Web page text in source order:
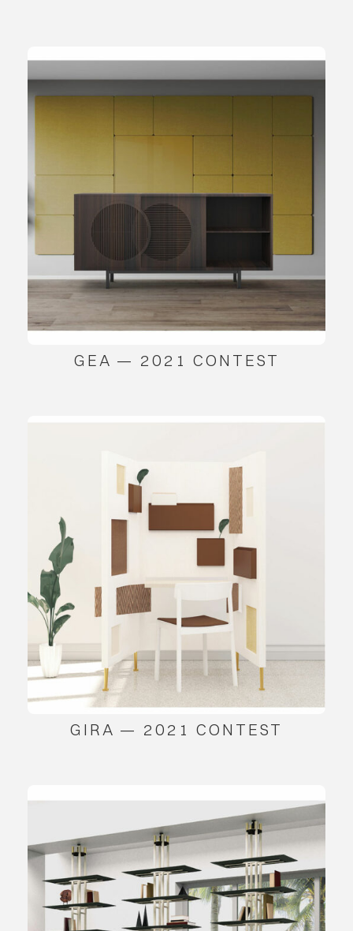
GEA — 2021 CONTEST
GIRA — 2021 CONTEST